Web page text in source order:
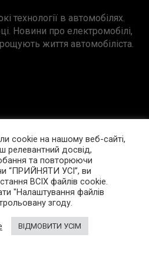
технології в автомобілях.
Новини про електромобілі,
життя автомобіліста.
матеріалів
tumblr linkedin
cookie на нашому веб-сайті,
релевантний досвід,
та повторюючи
“ПРИЙНЯТИ УСІ”, ви
ВСІХ файлів cookie.
"Налаштування файлів
згоду.
ВІДМОВИТИ УСІМ